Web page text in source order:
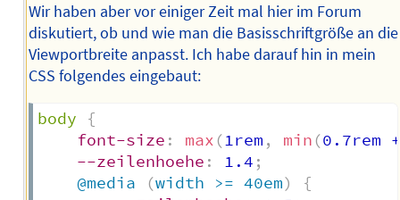
Wir haben aber vor einiger Zeit mal hier im Forum
diskutiert, ob und wie man die Basisschriftgröße an die
Viewportbreite anpasst. Ich habe darauf hin in mein
CSS folgendes eingebaut:
body
{
font-size : max (1rem , min (0.7rem
--zeilenhoehe : 1.4 ;
@media
(width >= 40em)
{